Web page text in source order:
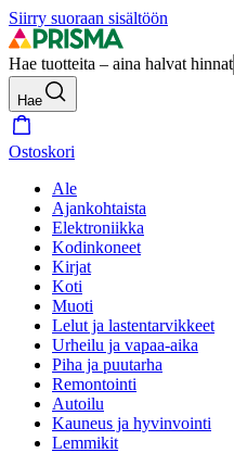
Siirry suoraan sisältöön
Hae tuotteita – aina halvat hinnat
Hae
Ostoskori
Ale
Ajankohtaista
Elektroniikka
Kodinkoneet
Kirjat
Koti
Muoti
Lelut ja lastentarvikkeet
Urheilu ja vapaa-aika
Piha ja puutarha
Remontointi
Autoilu
Kauneus ja hyvinvointi
Lemmikit